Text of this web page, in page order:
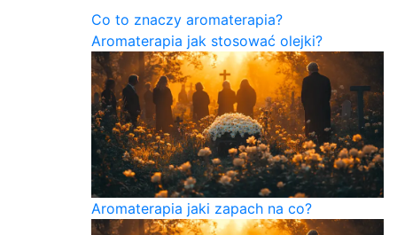
Co to znaczy aromaterapia?
Aromaterapia jak stosować olejki?
Aromaterapia jaki zapach na co?